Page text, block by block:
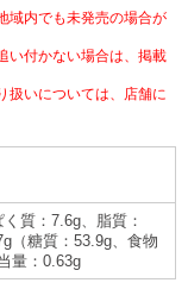
ッピング
域内でも未発売の場合が
い付かない場合は、掲載
扱いについては、店舗に
質：7.6g、脂質：
（糖質：53.9g、食物
量：0.63g